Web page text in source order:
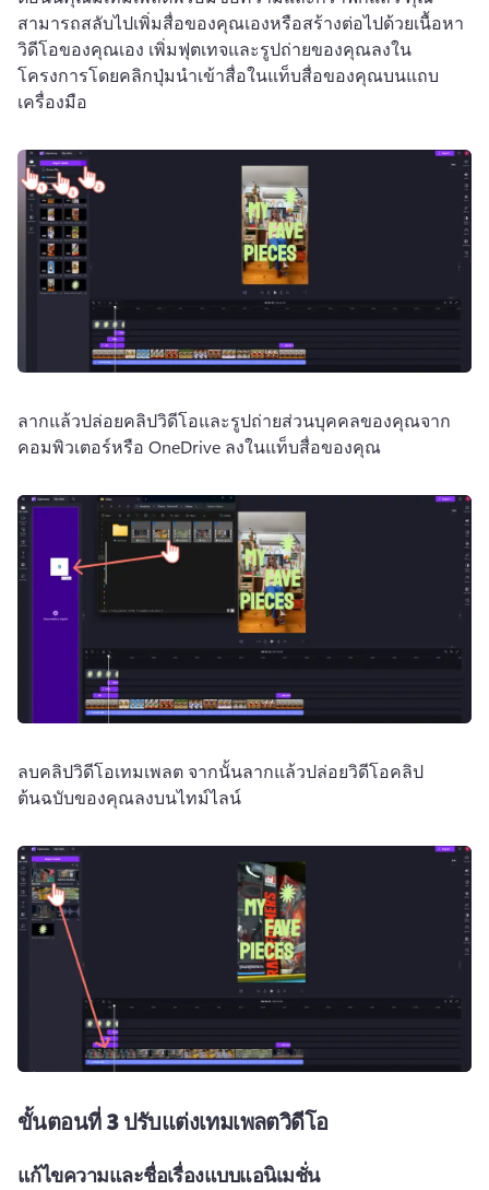
สามารถสลับไปเพิ่มสื่อของคุณเองหรือสร้างต่อไปด้วยเนื้อหา
วิดีโอของคุณเอง เพิ่มฟุตเทจและรูปถ่ายของคุณลงใน
โครงการโดยคลิกปุ่มนำเข้าสื่อในแท็บสื่อของคุณบนแถบ
เครื่องมือ
ลากแล้วปล่อยคลิปวิดีโอและรูปถ่ายส่วนบุคคลของคุณจาก
คอมพิวเตอร์หรือ OneDrive ลงในแท็บสื่อของคุณ
ลบคลิปวิดีโอเทมเพลต จากนั้นลากแล้วปล่อยวิดีโอคลิป
ต้นฉบับของคุณลงบนไทม์ไลน์
ขั้นตอนที่ 3ปรับแต่งเทมเพลตวิดีโอ
แก้ไขความและชื่อเรื่องแบบแอนิเมชั่น